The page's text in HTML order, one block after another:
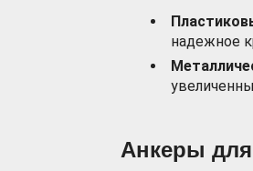
надежное
Анкеры для